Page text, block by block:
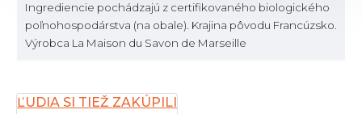
Ingrediencie pochádzajú z certifikovaného biologického
poľnohospodárstva (na obale). Krajina pôvodu Francúzsko.
Výrobca La Maison du Savon de Marseille
ĽUDIA SI TIEŽ ZAKÚPILI